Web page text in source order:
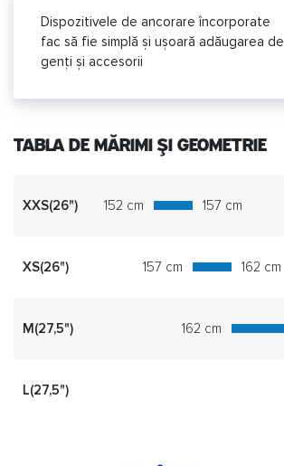
Dispozitivele de ancorare încorporate
fac să fie simplă și ușoară adăugarea de
genți și accesorii
TABLA DE MĂRIMI ȘI GEOMETRIE
XXS(26") 152 cm 157 cm
XS(26") 157 cm 162 cm
M(27,5") 162 cm
L(27,5")